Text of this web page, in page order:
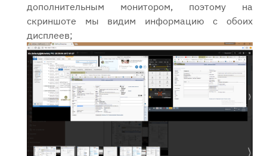
дополнительным монитором, поэтому на
скриншоте мы видим информацию с обоих
дисплеев;